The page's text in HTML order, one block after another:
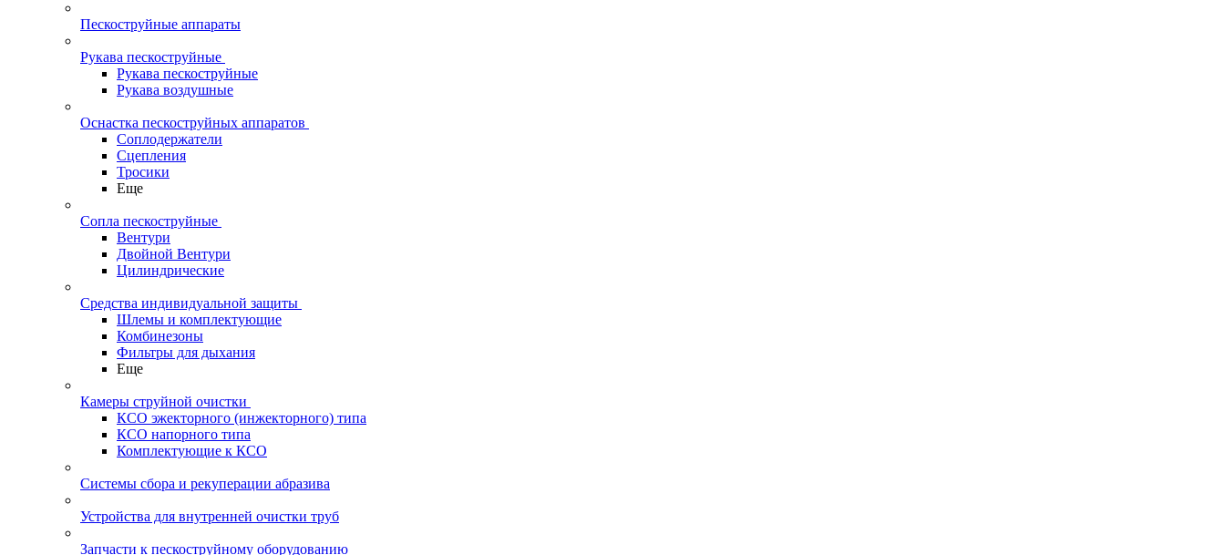
Пескоструйные аппараты
Рукава пескоструйные
Рукава пескоструйные
Рукава воздушные
Оснастка пескоструйных аппаратов
Соплодержатели
Сцепления
Тросики
Еще
Сопла пескоструйные
Вентури
Двойной Вентури
Цилиндрические
Средства индивидуальной защиты
Шлемы и комплектующие
Комбинезоны
Фильтры для дыхания
Еще
Камеры струйной очистки
КСО эжекторного (инжекторного) типа
КСО напорного типа
Комплектующие к КСО
Системы сбора и рекуперации абразива
Устройства для внутренней очистки труб
Запчасти к пескоструйному оборудованию